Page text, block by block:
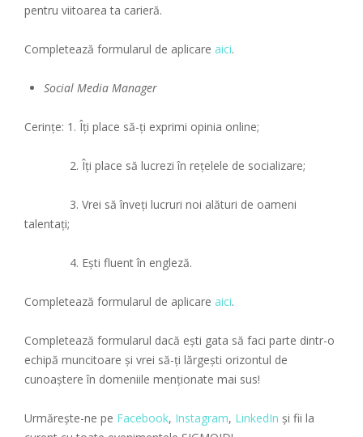
pentru viitoarea ta carieră.
Completează formularul de aplicare aici.
Social Media Manager
Cerințe: 1. Îți place să-ți exprimi opinia online;
2. Îți place să lucrezi în rețelele de socializare;
3. Vrei să înveți lucruri noi alături de oameni
talentați;
4. Ești fluent în engleză.
Completează formularul de aplicare aici.
Completează formularul dacă ești gata să faci parte dintr-o
echipă muncitoare și vrei să-ți lărgești orizontul de
cunoaștere în domeniile menționate mai sus!
Urmărește-ne pe Facebook, Instagram, LinkedIn și fii la